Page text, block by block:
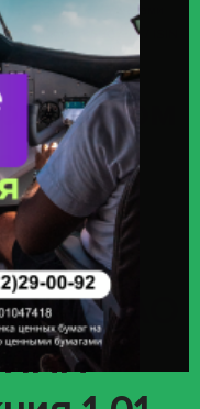
С Ценными Бумагами
(акция 1-01-50077-A / ISIN
—
ПАО
ИНН